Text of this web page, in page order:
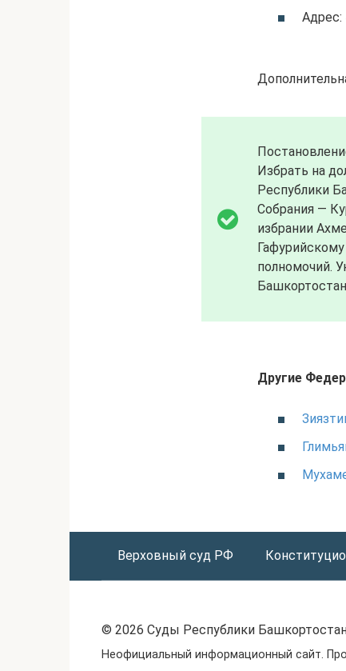
Адрес:
Избрать на
Республики
Собрания —
избрании
полномочий.
Другие
Верховный суд РФ
© 2026 Суды Республики
Неофициальный информационный сайт.